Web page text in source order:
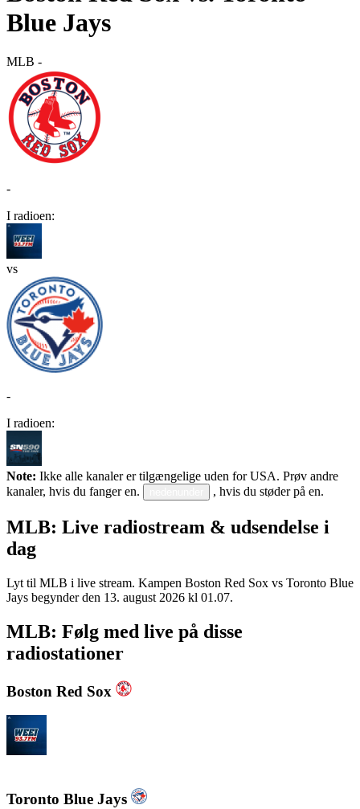
Blue Jays
MLB -
-
I radioen:
vs
-
I radioen:
Note: Ikke alle kanaler er tilgængelige uden for USA. Prøv andre
kanaler, hvis du fanger en.
, hvis du støder på en.
MLB: Live radiostream & udsendelse i
dag
Lyt til MLB i live stream. Kampen Boston Red Sox vs Toronto Blue
Jays begynder den 13. august 2026 kl 01.07.
MLB: Følg med live på disse
radiostationer
Boston Red Sox
Toronto Blue Jays